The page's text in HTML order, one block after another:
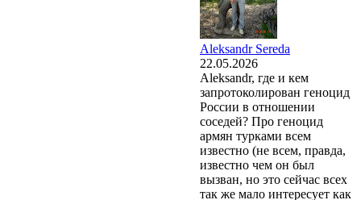
Aleksandr Sereda
22.05.2026
Aleksandr, где и кем
запротоколирован геноцид
России в отношении
соседей? Про геноцид
армян турками всем
известно (не всем, правда,
известно чем он был
вызван, но это сейчас всех
так же мало интересует как